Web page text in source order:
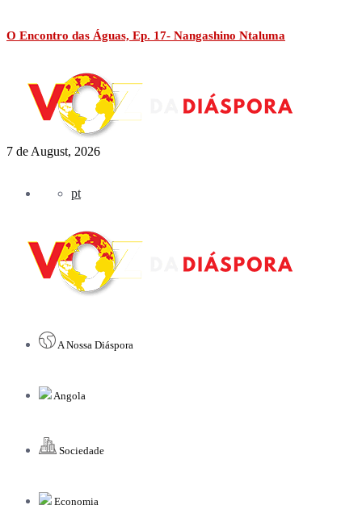
O Encontro das Águas, Ep. 17- Nangashino Ntaluma
7 de August, 2026
pt
A Nossa Diáspora
Angola
Sociedade
Economia